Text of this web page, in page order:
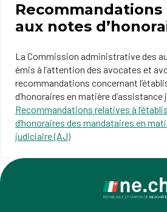
aux notes
La Commission administrative des
émis à l’attention des avocates et
recommandations concernant
d’honoraires en matière d’assistance
Recommandations relatives à
d’honoraires des mandataires en
judiciaire (AJ)